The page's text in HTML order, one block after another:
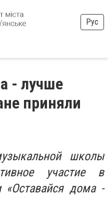
Рус
- лучше
приняли
школы
участие в
«Оставайся дома -